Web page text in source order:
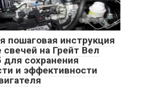
0
пошаговая инструкция
свечей на Грейт Вел
для сохранения
и эффективности